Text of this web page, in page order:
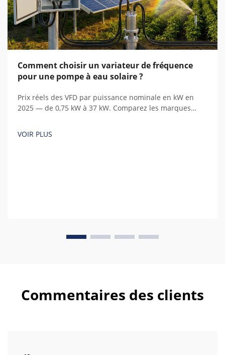
Comment choisir un variateur de fréquence
pour une pompe à eau solaire ?
Prix réels des VFD par puissance nominale en kW en
2025 — de 0,75 kW à 37 kW. Comparez les marques
VOIR PLUS
Commentaires des clients